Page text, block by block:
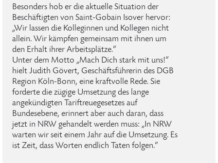
Besonders hob er die aktuelle Situation der
Beschäftigten von Saint-Gobain Isover hervor:
„Wir lassen die Kolleginnen und Kollegen nicht
allein. Wir kämpfen gemeinsam mit ihnen um
den Erhalt ihrer Arbeitsplätze.“
Unter dem Motto „Mach Dich stark mit uns!“
hielt Judith Gövert, Geschäftsführerin des DGB
Region Köln-Bonn, eine kraftvolle Rede. Sie
forderte die zügige Umsetzung des lange
angekündigten Tariftreuegesetzes auf
Bundesebene, erinnert aber auch daran, dass
jetzt in NRW gehandelt werden muss: „In NRW
warten wir seit einem Jahr auf die Umsetzung. Es
ist Zeit, dass Worten endlich Taten folgen.“